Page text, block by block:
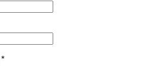
*